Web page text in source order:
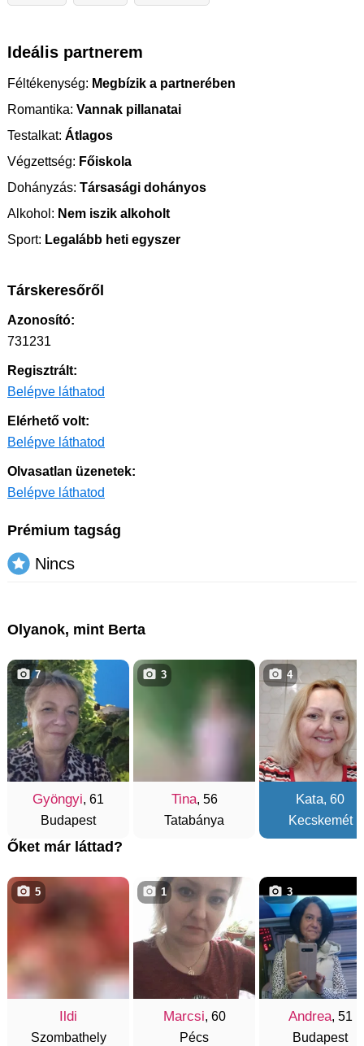
Ideális partnerem
Féltékenység: Megbízik a partnerében
Romantika: Vannak pillanatai
Testalkat: Átlagos
Végzettség: Főiskola
Dohányzás: Társasági dohányos
Alkohol: Nem iszik alkoholt
Sport: Legalább heti egyszer
Társkeresőről
Azonosító:
731231
Regisztrált:
Belépve láthatod
Elérhető volt:
Belépve láthatod
Olvasatlan üzenetek:
Belépve láthatod
Prémium tagság
Nincs
Olyanok, mint Berta
Gyöngyi, 61
Budapest
7
Tina, 56
Tatabánya
3
Kata, 60
Kecskemét
4
Őket már láttad?
Ildi
Szombathely
5
Marcsi, 60
Pécs
1
Andrea, 51
Budapest
3